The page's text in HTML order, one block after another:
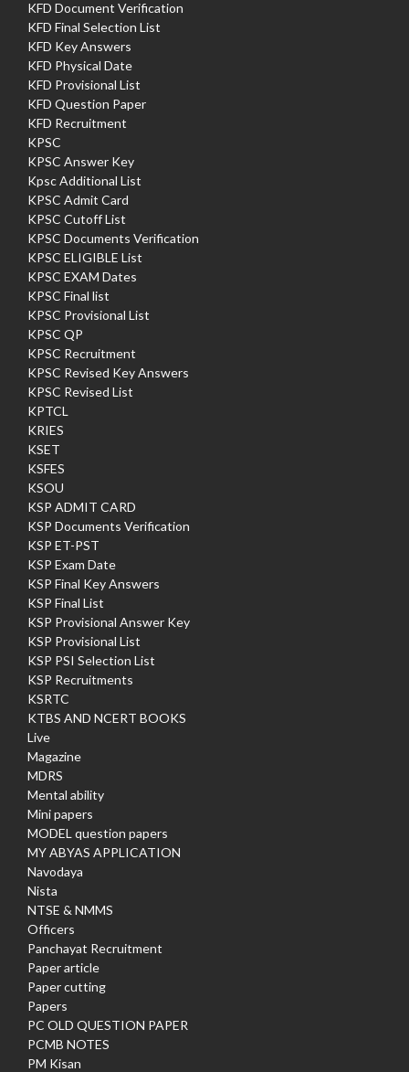
KFD Document Verification
KFD Final Selection List
KFD Key Answers
KFD Physical Date
KFD Provisional List
KFD Question Paper
KFD Recruitment
KPSC
KPSC Answer Key
Kpsc Additional List
KPSC Admit Card
KPSC Cutoff List
KPSC Documents Verification
KPSC ELIGIBLE List
KPSC EXAM Dates
KPSC Final list
KPSC Provisional List
KPSC QP
KPSC Recruitment
KPSC Revised Key Answers
KPSC Revised List
KPTCL
KRIES
KSET
KSFES
KSOU
KSP ADMIT CARD
KSP Documents Verification
KSP ET-PST
KSP Exam Date
KSP Final Key Answers
KSP Final List
KSP Provisional Answer Key
KSP Provisional List
KSP PSI Selection List
KSP Recruitments
KSRTC
KTBS AND NCERT BOOKS
Live
Magazine
MDRS
Mental ability
Mini papers
MODEL question papers
MY ABYAS APPLICATION
Navodaya
Nista
NTSE & NMMS
Officers
Panchayat Recruitment
Paper article
Paper cutting
Papers
PC OLD QUESTION PAPER
PCMB NOTES
PM Kisan